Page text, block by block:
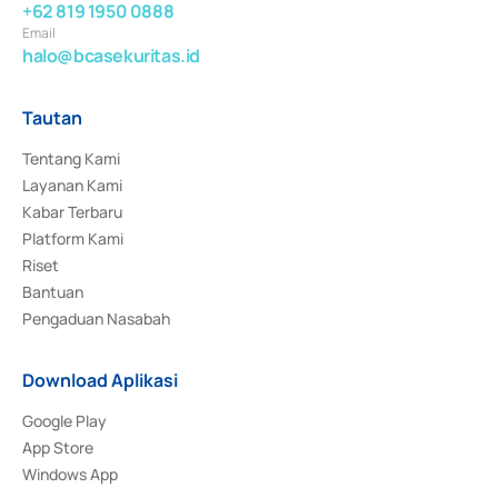
+62 819 1950 0888
Email
halo@bcasekuritas.id
Tautan
Tentang Kami
Layanan Kami
Kabar Terbaru
Platform Kami
Riset
Bantuan
Pengaduan Nasabah
Download Aplikasi
Google Play
App Store
Windows App